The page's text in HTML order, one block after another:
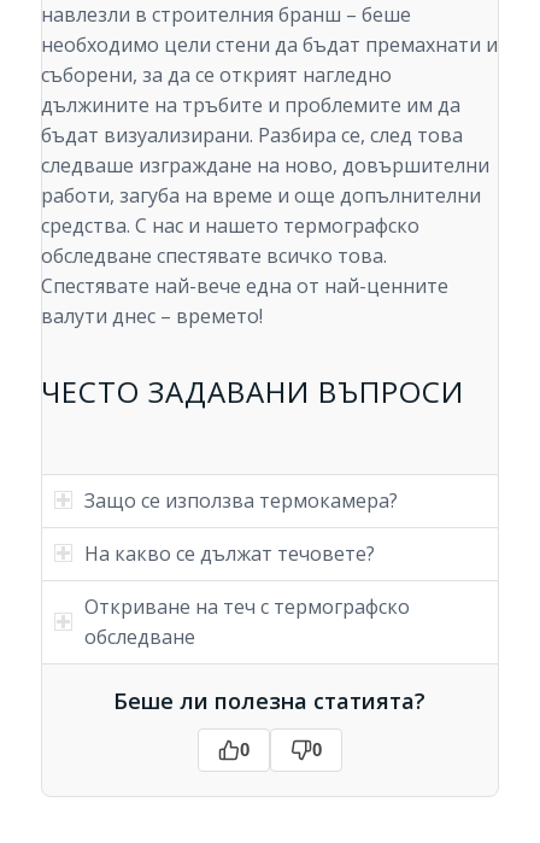
навлезли в строителния бранш – беше
необходимо цели стени да бъдат премахнати и
съборени, за да се открият нагледно
дължините на тръбите и проблемите им да
бъдат визуализирани. Разбира се, след това
следваше изграждане на ново, довършителни
работи, загуба на време и още допълнителни
средства. С нас и нашето термографско
обследване спестявате всичко това.
Спестявате най-вече една от най-ценните
валути днес – времето!
ЧЕСТО ЗАДАВАНИ ВЪПРОСИ
Защо се използва термокамера?
На какво се дължат течовете?
Откриване на теч с термографско
обследване
Беше ли полезна статията?
0 0